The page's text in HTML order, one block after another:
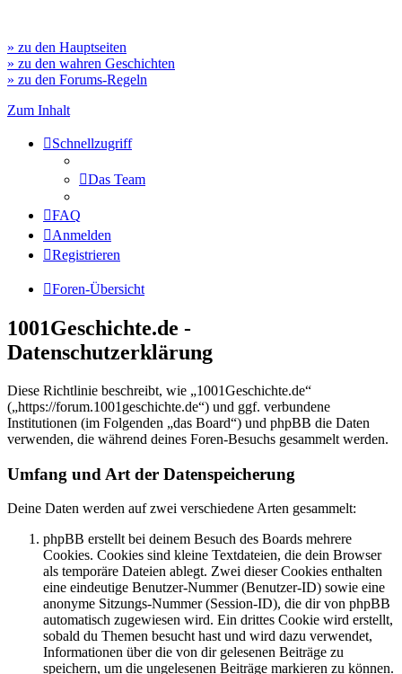
» zu den Hauptseiten
» zu den wahren Geschichten
» zu den Forums-Regeln
Zum Inhalt
Schnellzugriff
Das Team
FAQ
Anmelden
Registrieren
Foren-Übersicht
1001Geschichte.de -
Datenschutzerklärung
Diese Richtlinie beschreibt, wie „1001Geschichte.de“
(„https://forum.1001geschichte.de“) und ggf. verbundene
Institutionen (im Folgenden „das Board“) und phpBB die Daten
verwenden, die während deines Foren-Besuchs gesammelt werden.
Umfang und Art der Datenspeicherung
Deine Daten werden auf zwei verschiedene Arten gesammelt:
phpBB erstellt bei deinem Besuch des Boards mehrere
Cookies. Cookies sind kleine Textdateien, die dein Browser
als temporäre Dateien ablegt. Zwei dieser Cookies enthalten
eine eindeutige Benutzer-Nummer (Benutzer-ID) sowie eine
anonyme Sitzungs-Nummer (Session-ID), die dir von phpBB
automatisch zugewiesen wird. Ein drittes Cookie wird erstellt,
sobald du Themen besucht hast und wird dazu verwendet,
Informationen über die von dir gelesenen Beiträge zu
speichern, um die ungelesenen Beiträge markieren zu können.